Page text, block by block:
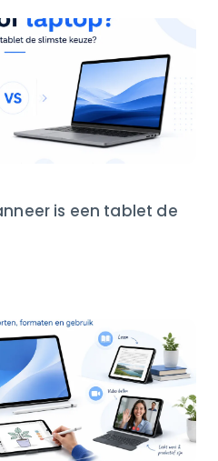
is een tablet de